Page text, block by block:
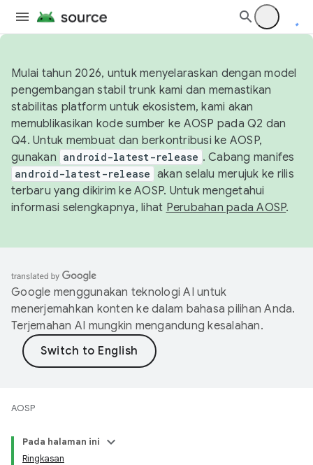
Mulai tahun 2026, untuk menyelaraskan dengan model
pengembangan stabil trunk kami dan memastikan
stabilitas platform untuk ekosistem, kami akan
memublikasikan kode sumber ke AOSP pada Q2 dan
Q4. Untuk membuat dan berkontribusi ke AOSP,
gunakan android-latest-release . Cabang manifes
android-latest-release akan selalu merujuk ke rilis
terbaru yang dikirim ke AOSP. Untuk mengetahui
informasi selengkapnya, lihat Perubahan pada AOSP.
Google menggunakan teknologi AI untuk
menerjemahkan konten ke dalam bahasa pilihan Anda.
Terjemahan AI mungkin mengandung kesalahan.
AOSP
Pada halaman ini
Ringkasan